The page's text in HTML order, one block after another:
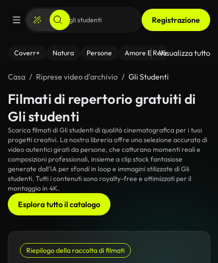
Registrazione
Coverr+ Natura Persone Amore E Relazioni Il
Visualizza tutto
Casa Riprese video d’archivio Gli Studenti
Filmati di repertorio gratuiti di
Gli studenti
Scarica filmati di Gli studenti di qualità cinematografica per i tuoi
progetti creativi. La nostra libreria offre una selezione accurata di
video autentici girati da persone, che catturano momenti reali e
composizioni professionali, insieme a clip stock fantasiose
generate dall'IA per sfondi in loop e immagini stilizzate di Gli
studenti. Tutti i contenuti sono royalty-free e ottimizzati per il
montaggio in 4K.
Esplora tutto il catalogo
Riepilogo della raccolta di filmati